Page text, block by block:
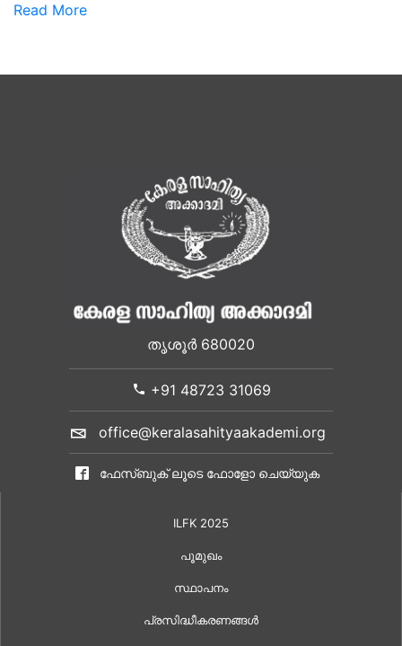
Read More
തൃശൂർ 680020
+91 48723 31069
office@keralasahityaakademi.org
ഫേസ്ബുക് ലൂടെ ഫോളോ ചെയ്യുക
ILFK 2025
പൂമുഖം
സ്ഥാപനം
പ്രസിദ്ധീകരണങ്ങൾ